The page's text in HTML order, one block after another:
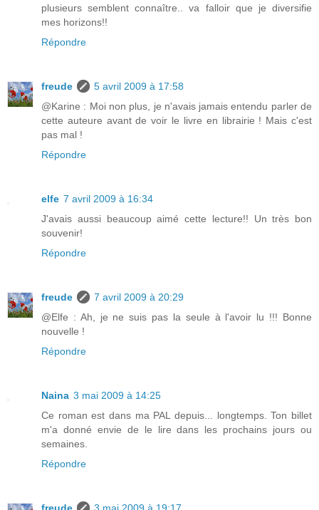
plusieurs semblent connaître.. va falloir que je diversifie
mes horizons!!
Répondre
freude
5 avril 2009 à 17:58
@Karine : Moi non plus, je n'avais jamais entendu parler de
cette auteure avant de voir le livre en librairie ! Mais c'est
pas mal !
Répondre
elfe 7 avril 2009 à 16:34
J'avais aussi beaucoup aimé cette lecture!! Un très bon
souvenir!
Répondre
freude
7 avril 2009 à 20:29
@Elfe : Ah, je ne suis pas la seule à l'avoir lu !!! Bonne
nouvelle !
Répondre
Naina 3 mai 2009 à 14:25
Ce roman est dans ma PAL depuis... longtemps. Ton billet
m'a donné envie de le lire dans les prochains jours ou
semaines.
Répondre